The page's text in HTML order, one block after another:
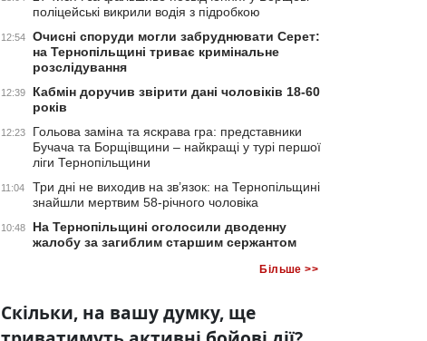
поліцейські викрили водія з підробкою
12:54
Очисні споруди могли забруднювати Серет:
на Тернопільщині триває кримінальне
розслідування
12:39
Кабмін доручив звірити дані чоловіків 18-60
років
12:23
Гольова заміна та яскрава гра: представники
Бучача та Борщівщини – найкращі у турі першої
ліги Тернопільщини
11:04
Три дні не виходив на зв’язок: на Тернопільщині
знайшли мертвим 58-річного чоловіка
10:48
На Тернопільщині оголосили дводенну
жалобу за загиблим старшим сержантом
Більше >>
Скільки, на вашу думку, ще